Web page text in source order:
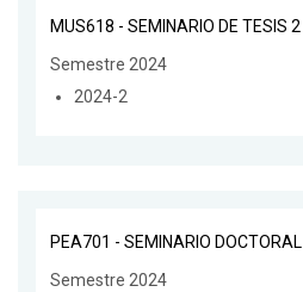
MUS618 - SEMINARIO DE TESIS 2
Semestre 2024
2024-2
PEA701 - SEMINARIO DOCTORAL I
Semestre 2024